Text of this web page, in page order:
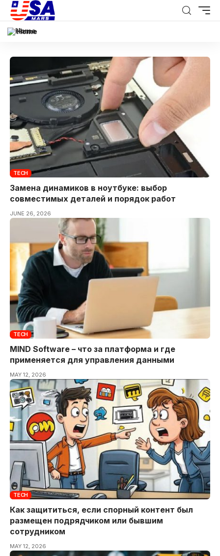
Home
TECH
Замена динамиков в ноутбуке: выбор
совместимых деталей и порядок работ
JUNE 26, 2026
TECH
MIND Software – что за платформа и где
применяется для управления данными
MAY 12, 2026
TECH
Как защититься, если спорный контент был
размещен подрядчиком или бывшим
сотрудником
MAY 12, 2026